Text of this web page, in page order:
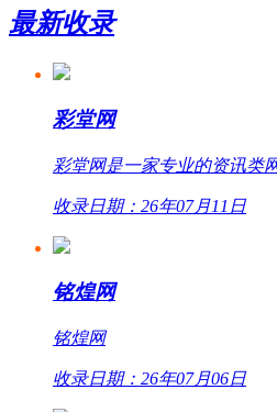
最新收录
彩堂网
彩堂网是一家专业的资讯类
收录日期：26年07月11日
铭煌网
铭煌网
收录日期：26年07月06日